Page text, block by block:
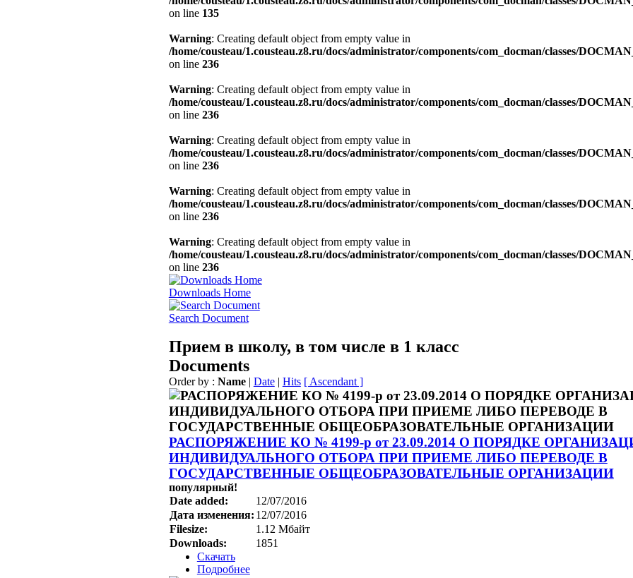
on line 135
Warning: Creating default object from empty value in
/home/cousteau/1.cousteau.z8.ru/docs/administrator/components/com_docman/classes/
on line 236
Warning: Creating default object from empty value in
/home/cousteau/1.cousteau.z8.ru/docs/administrator/components/com_docman/classes/
on line 236
Warning: Creating default object from empty value in
/home/cousteau/1.cousteau.z8.ru/docs/administrator/components/com_docman/classes/
on line 236
Warning: Creating default object from empty value in
/home/cousteau/1.cousteau.z8.ru/docs/administrator/components/com_docman/classes/
on line 236
Warning: Creating default object from empty value in
/home/cousteau/1.cousteau.z8.ru/docs/administrator/components/com_docman/classes/
on line 236
Downloads Home
Search Document
Прием в школу, в том числе в 1 класс
Documents
Order by : Name | Date| Hits [ Ascendant ]
РАСПОРЯЖЕНИЕ КО № 4199-р от 23.09.2014 О ПОРЯДКЕ
ИНДИВИДУАЛЬНОГО ОТБОРА ПРИ ПРИЕМЕ ЛИБО ПЕРЕВОДЕ В
ГОСУДАРСТВЕННЫЕ ОБЩЕОБРАЗОВАТЕЛЬНЫЕ ОРГАНИЗАЦИИ
популярный!
Date added:
12/07/2016
Дата изменения: 12/07/2016
Filesize:
1.12 Мбайт
Downloads:
1851
Скачать
Подробнее